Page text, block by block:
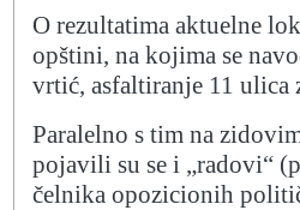
O rezultatima aktuelne
opštini, na kojima se
vrtić, asfaltiranje 11 ulica
Paralelno s tim na
pojavili su se i „radovi“
čelnika opozicionih